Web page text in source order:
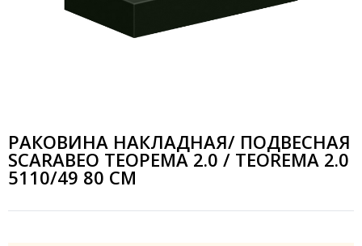
РАКОВИНА НАКЛАДНАЯ/ ПОДВЕСНАЯ
SCARABEO ТЕОРЕМА 2.0 / TEOREMA 2.0
5110/49 80 СМ